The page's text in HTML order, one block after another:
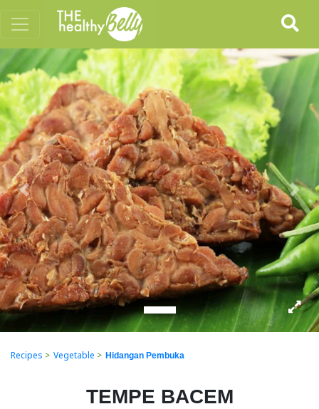
Previous Next
Recipes > Vegetable > Hidangan Pembuka
TEMPE BACEM